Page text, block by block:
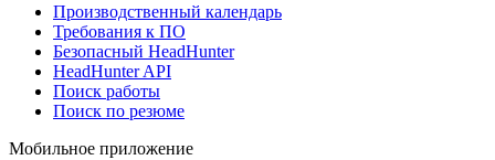
Производственный календарь
Требования к ПО
Безопасный HeadHunter
HeadHunter API
Поиск работы
Поиск по резюме
Мобильное приложение